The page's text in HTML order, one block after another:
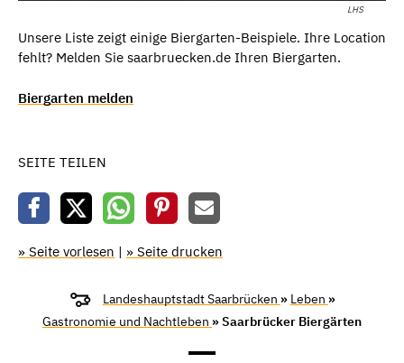
LHS
Unsere Liste zeigt einige Biergarten-Beispiele. Ihre Location
fehlt? Melden Sie saarbruecken.de Ihren Biergarten.
Biergarten melden
SEITE TEILEN
» Seite vorlesen | » Seite drucken
Landeshauptstadt Saarbrücken » Leben »
Gastronomie und Nachtleben » Saarbrücker Biergärten